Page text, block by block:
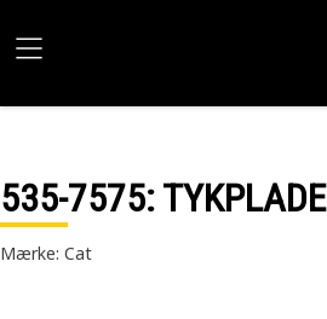
535-7575: TYKPLADE
Mærke: Cat